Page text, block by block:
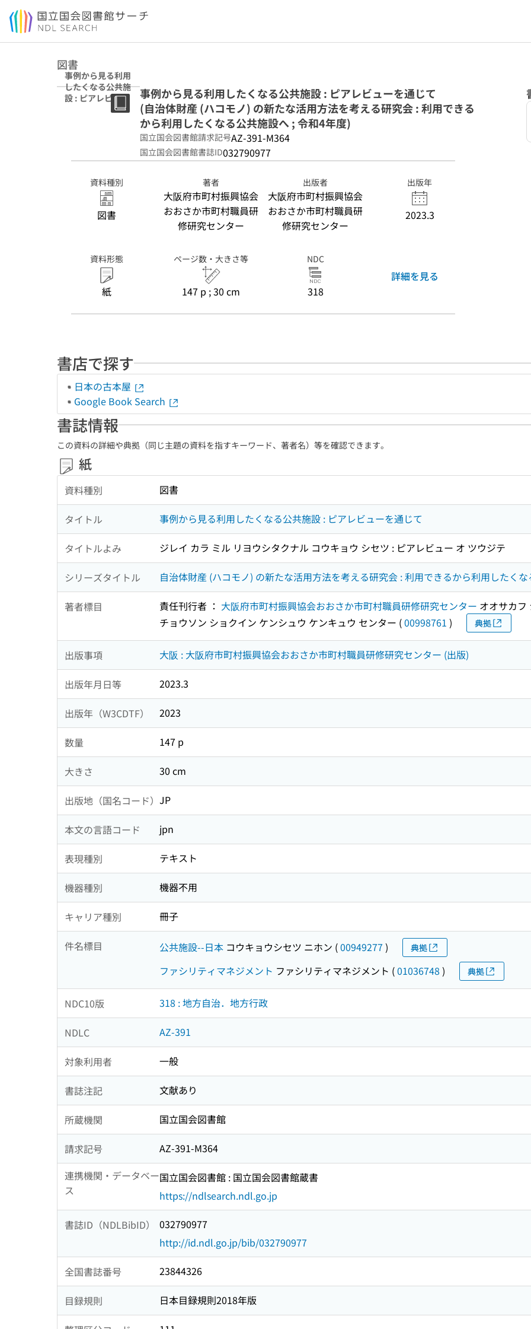
本文へ移動
図書
事例から見る利用
したくなる公共施
設 : ピアレビュー
を通じて (自治体
したくなる公共施
設へ ; 令和4年度)
事例から見る利用したくなる公共施設 : ピアレビューを通じて
(自治体財産 (ハコモノ) の新たな活用方法を考える研究会 : 利用できる
から利用したくなる公共施設へ ; 令和4年度)
国立国会図書館請求記号AZ-391-M364
国立国会図書館書誌ID032790977
資料種別
図書
著者
大阪府市町村振興協会
おおさか市町村職員研
修研究センター
出版者
大阪府市町村振興協会
おおさか市町村職員研
修研究センター
出版年
2023.3
資料形態
紙
ページ数・大きさ等
147 p ; 30 cm
NDC
318
詳細を見る
書店で探す
日本の古本屋
Google Book Search
書誌情報
この資料の詳細や典拠（同じ主題の資料を指すキーワード、著者名）等を確認できます。
紙
資料種別 図書
タイトル 事例から見る利用したくなる公共施設 : ピアレビューを通じて
タイトルよみ ジレイ カラ ミル リヨウシタクナル コウキョウ シセツ : ピアレビュー オ ツウジテ
シリーズタイトル 自治体財産 (ハコモノ) の新たな活用方法を考える研究会 : 利用できるから利用したく
著者標目 責任刊行者 ： 大阪府市町村振興協会おおさか市町村職員研修研究センター オオサカフ
チョウソン ショクイン ケンシュウ ケンキュウ センター (00998761 ) 典拠
出版事項 大阪 : 大阪府市町村振興協会おおさか市町村職員研修研究センター (出版)
出版年月日等 2023.3
出版年（W3CDTF） 2023
数量 147 p
大きさ 30 cm
出版地（国名コード） JP
本文の言語コード jpn
表現種別 テキスト
機器種別 機器不用
キャリア種別 冊子
件名標目 公共施設--日本 コウキョウシセツ ニホン (00949277 ) 典拠
ファシリティマネジメント ファシリティマネジメント (01036748 ) 典拠
NDC10版 318 : 地方自治．地方行政
NDLC AZ-391
対象利用者 一般
書誌注記 文献あり
所蔵機関 国立国会図書館
請求記号
AZ-391-M364
連携機関・データベー
ス
国立国会図書館 : 国立国会図書館蔵書
https://ndlsearch.ndl.go.jp
書誌ID（NDLBibID）
032790977
http://id.ndl.go.jp/bib/032790977
全国書誌番号 23844326
目録規則 日本目録規則2018年版